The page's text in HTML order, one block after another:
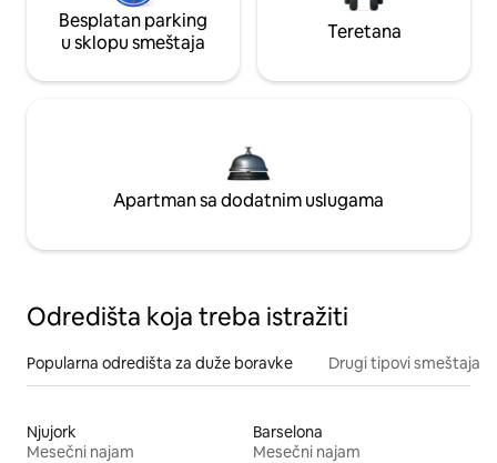
Besplatan parking
u sklopu smeštaja
Teretana
Apartman sa dodatnim uslugama
Odredišta koja treba istražiti
Popularna odredišta za duže boravke Drugi tipovi smeštaja
Njujork
Mesečni najam
Barselona
Mesečni najam